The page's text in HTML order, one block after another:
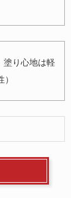
塗り心地は軽